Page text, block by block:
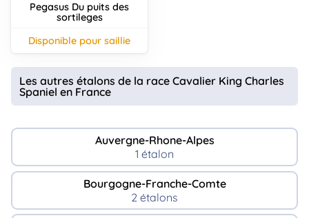
Pegasus Du puits des
sortileges
disponible pour saillie
Les autres étalons de la race Cavalier King Charles
Spaniel en France
Auvergne-Rhone-Alpes
1 étalon
Bourgogne-Franche-Comte
2 étalons